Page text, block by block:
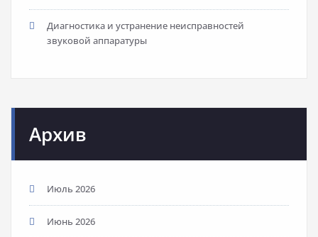
Диагностика и устранение неисправностей
звуковой аппаратуры
Архив
Июль 2026
Июнь 2026